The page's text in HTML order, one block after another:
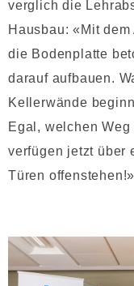
verglich die
Hausbau: «Mit
die Bodenplatte
darauf aufbauen.
Kellerwände
Egal, welchen
verfügen jetzt über
Türen offenstehen!»